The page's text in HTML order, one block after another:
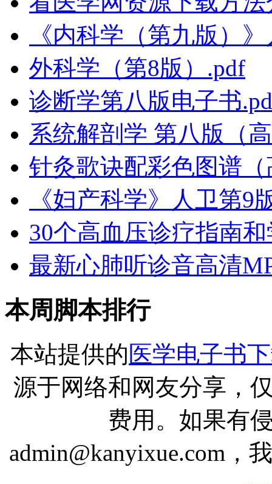
《内科学（第九版）
外科学（第8版）.pdf
诊断学第八版电子书
系统解剖学 第八版（
针灸歌诀配彩色图谱
《妇产科学》人卫第9
30个高血压诊疗指南
最新心肺听诊音高清
本周脚本排行
本站提供的医学电子书
源于网络和网友分享，
费用。如果有
admin@kanyixue.com，